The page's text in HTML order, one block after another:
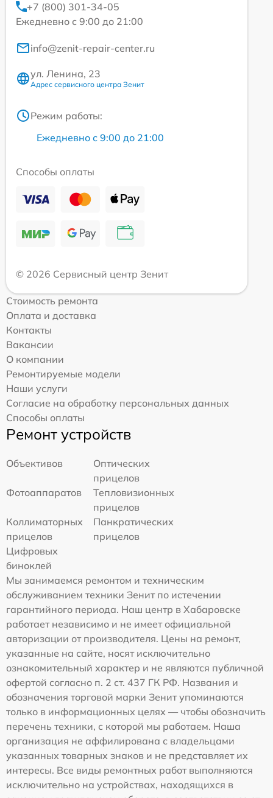
+7 (800) 301-34-05
Ежедневно с 9:00 до 21:00
info@zenit-repair-center.ru
ул. Ленина, 23
Адрес сервисного центра Зенит
Режим работы:
Ежедневно с 9:00 до 21:00
Способы оплаты
© 2026 Сервисный центр Зенит
Стоимость ремонта
Оплата и доставка
Контакты
Вакансии
О компании
Ремонтируемые модели
Наши услуги
Согласие на обработку персональных данных
Способы оплаты
Ремонт устройств
Объективов
Оптических
прицелов
Фотоаппаратов
Тепловизионных
прицелов
Коллиматорных
прицелов
Панкратических
прицелов
Цифровых
биноклей
Мы занимаемся ремонтом и техническим
обслуживанием техники Зенит по истечении
гарантийного периода. Наш центр в Хабаровске
работает независимо и не имеет официальной
авторизации от производителя. Цены на ремонт,
указанные на сайте, носят исключительно
ознакомительный характер и не являются публичной
офертой согласно п. 2 ст. 437 ГК РФ. Названия и
обозначения торговой марки Зенит упоминаются
только в информационных целях — чтобы обозначить
перечень техники, с которой мы работаем. Наша
организация не аффилирована с владельцами
указанных товарных знаков и не представляет их
интересы. Все виды ремонтных работ выполняются
исключительно на устройствах, находящихся в